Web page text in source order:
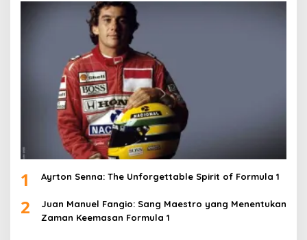
1 Ayrton Senna: The Unforgettable Spirit of Formula 1
2
Juan Manuel Fangio: Sang Maestro yang Menentukan
Zaman Keemasan Formula 1